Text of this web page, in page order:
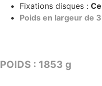
Fixations disques :
Poids en largeur de
POIDS : 1853 g